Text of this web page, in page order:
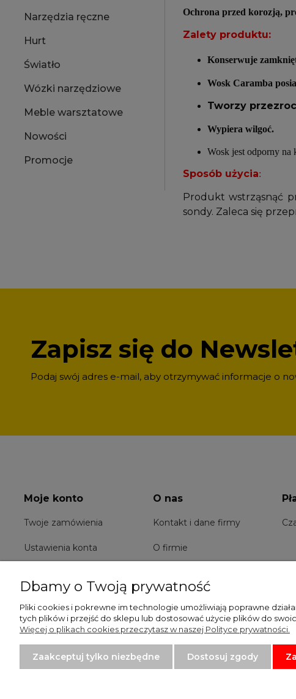
Narzędzia ręczne
Hurt
Światło
Wózki narzędziowe
Meble warsztatowe
Nowości
Promocje
Ochrona przed korozją,
Zalety produktu:
Konserwuje
Wosk Caramba
Tworzy
Wypiera wilgoć.
Wosk jest odporny na
Sposób użycia:
Produkt wstrząsnąć
sondy. Zaleca się
Zapisz się do
Podaj swój adres e-mail, aby otrzymywać informacje o
Moje konto
Twoje zamówienia
Ustawienia konta
O nas
Kontakt i dane firmy
O firmie
Dbamy o Twoją prywatność
Pliki cookies i pokrewne im technologie umożliwiają poprawne
tych plików i przejść do sklepu lub dostosować użycie plików do
Więcej o plikach cookies przeczytasz w naszej Polityce prywatności.
Zaakceptuj tylko niezbędne Dostosuj zgody